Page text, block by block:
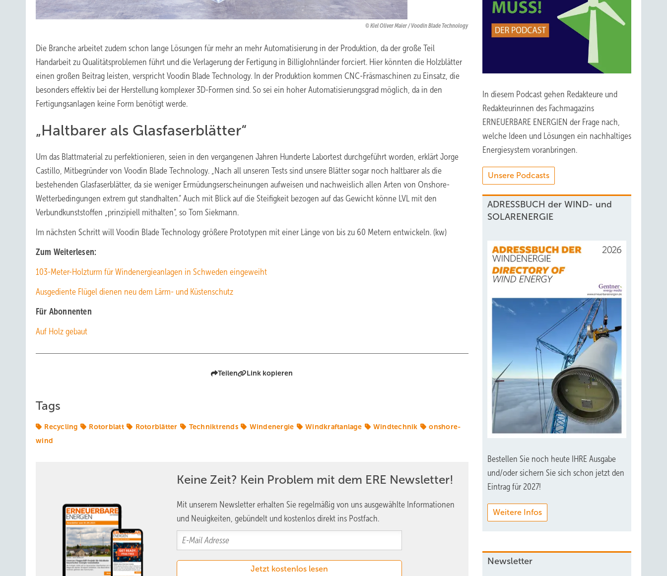
Kiel Oliver Maier / Voodin Blade Technology
Die Branche arbeitet zudem schon lange Lösungen für mehr an mehr Automatisierung in der Produktion, da der große Teil
Handarbeit zu Qualitätsproblemen führt und die Verlagerung der Fertigung in Billiglohnländer forciert. Hier könnten die Holzblätter
einen großen Beitrag leisten, verspricht Voodin Blade Technology. In der Produktion kommen CNC-Fräsmaschinen zu Einsatz, die
besonders effektiv bei der Herstellung komplexer 3D-Formen sind. So sei ein hoher Automatisierungsgrad möglich, da in den
Fertigungsanlagen keine Form benötigt werde.
„Haltbarer als Glasfaserblätter“
Um das Blattmaterial zu perfektionieren, seien in den vergangenen Jahren Hunderte Labortest durchgeführt worden, erklärt Jorge
Castillo, Mitbegründer von Voodin Blade Technology. „Nach all unseren Tests sind unsere Blätter sogar noch haltbarer als die
bestehenden Glasfaserblätter, da sie weniger Ermüdungserscheinungen aufweisen und nachweislich allen Arten von Onshore-
Wetterbedingungen extrem gut standhalten.“ Auch mit Blick auf die Steifigkeit bezogen auf das Gewicht könne LVL mit den
Verbundkunststoffen „prinzipiell mithalten“, so Tom Siekmann.
Im nächsten Schritt will Voodin Blade Technology größere Prototypen mit einer Länge von bis zu 60 Metern entwickeln. (kw)
Zum Weiterlesen:
103-Meter-Holzturm für Windenergieanlagen in Schweden eingeweiht
Ausgediente Flügel dienen neu dem Lärm- und Küstenschutz
Für Abonnenten
Auf Holz gebaut
Teilen Link kopieren
Tags
Recycling Rotorblatt Rotorblätter Techniktrends Windenergie Windkraftanlage Windtechnik
onshore-
wind
Keine Zeit? Kein Problem mit dem ERE Newsletter!
Mit unserem Newsletter erhalten Sie regelmäßig von uns ausgewählte Informationen
und Neuigkeiten, gebündelt und kostenlos direkt ins Postfach.
In diesem Podcast gehen Redakteure und
Redakteurinnen des Fachmagazins
ERNEUERBARE ENERGIEN der Frage nach,
welche Ideen und Lösungen ein nachhaltiges
Energiesystem voranbringen.
Unsere Podcasts
ADRESSBUCH der WIND- und
SOLARENERGIE
Bestellen Sie noch heute IHRE Ausgabe
und/oder sichern Sie sich schon jetzt den
Eintrag für 2027!
Weitere Infos
Newsletter